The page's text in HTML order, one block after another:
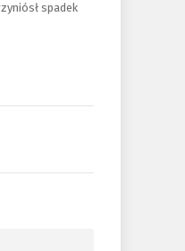
spadek